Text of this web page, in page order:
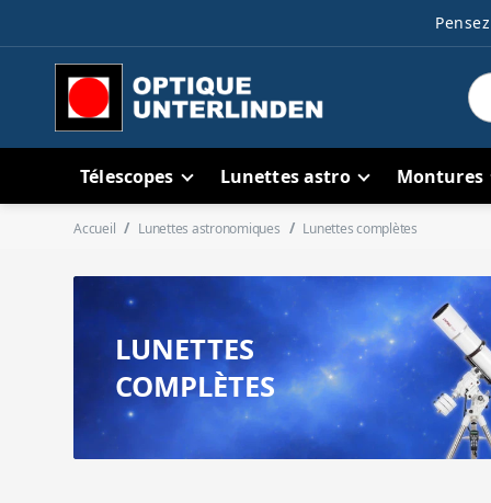
Télescopes Lunettes astro Montures
Accueil Lunettes astronomiques Lunettes complètes
LUNETTES
COMPLÈTES